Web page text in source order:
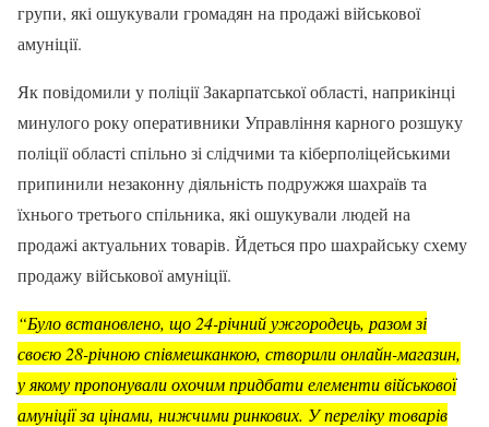
групи, які ошукували громадян на продажі військової
амуніції.
Як повідомили у поліції Закарпатської області, наприкінці
минулого року оперативники Управління карного розшуку
поліції області спільно зі слідчими та кіберполіцейськими
припинили незаконну діяльність подружжя шахраїв та
їхнього третього спільника, які ошукували людей на
продажі актуальних товарів. Йдеться про шахрайську схему
продажу військової амуніції.
“Було встановлено, що 24-річний ужгородець, разом зі
своєю 28-річною співмешканкою, створили онлайн-магазин,
у якому пропонували охочим придбати елементи військової
амуніції за цінами, нижчими ринкових. У переліку товарів